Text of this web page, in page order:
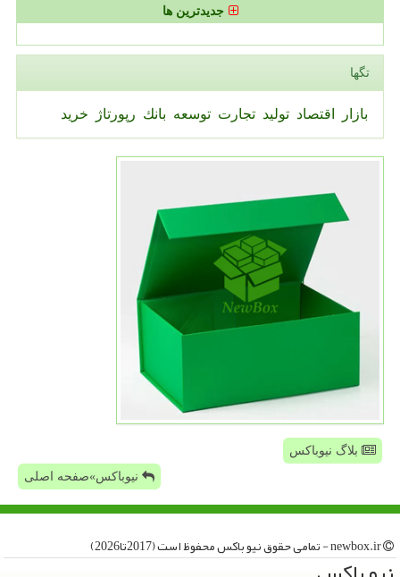
جدیدترین ها
تگها
بازار اقتصاد تولید تجارت توسعه بانك رپورتاژ خرید
بلاگ نیوباکس
نیوباکس»صفحه اصلی